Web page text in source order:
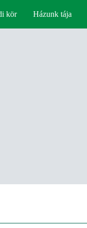
kör Házunk tája